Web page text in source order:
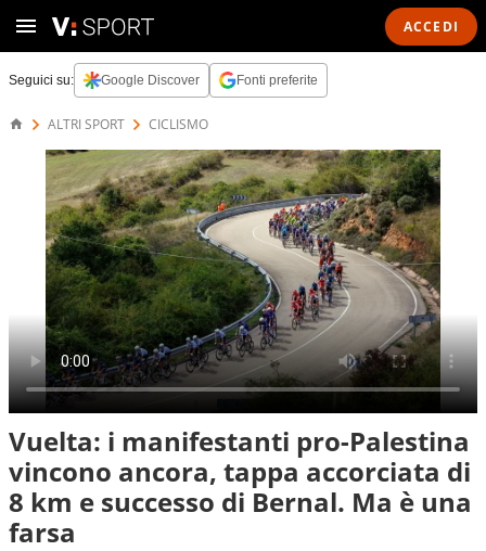
ACCEDI
Seguici su: Google Discover Fonti preferite
ALTRI SPORT CICLISMO
Vuelta: i manifestanti pro-Palestina
vincono ancora, tappa accorciata di
8 km e successo di Bernal. Ma è una
farsa